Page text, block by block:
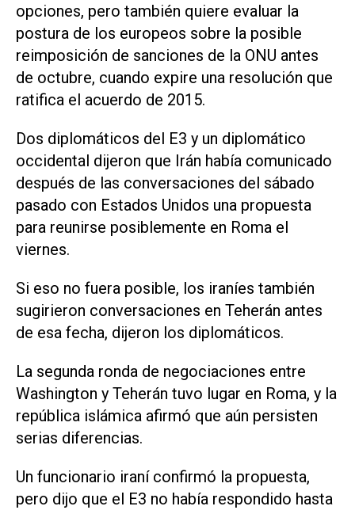
opciones, pero también quiere evaluar la
postura de los europeos sobre la posible
reimposición de sanciones de la ONU antes
de octubre, cuando expire una resolución que
ratifica el acuerdo de 2015.
Dos diplomáticos del E3 y un diplomático
occidental dijeron que Irán había comunicado
después de las conversaciones del sábado
pasado con Estados Unidos una propuesta
para reunirse posiblemente en Roma el
viernes.
Si eso no fuera posible, los iraníes también
sugirieron conversaciones en Teherán antes
de esa fecha, dijeron los diplomáticos.
La segunda ronda de negociaciones entre
Washington y Teherán tuvo lugar en Roma, y la
república islámica afirmó que aún persisten
serias diferencias.
Un funcionario iraní confirmó la propuesta,
pero dijo que el E3 no había respondido hasta